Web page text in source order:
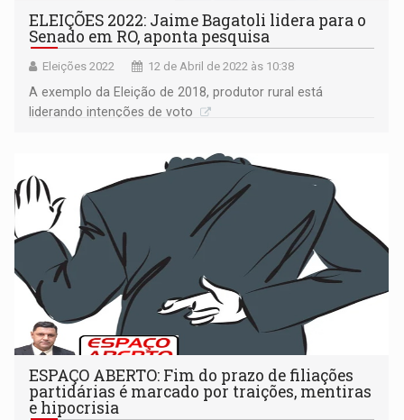
ELEIÇÕES 2022: Jaime Bagatoli lidera para o
Senado em RO, aponta pesquisa
Eleições 2022 12 de Abril de 2022 às 10:38
A exemplo da Eleição de 2018, produtor rural está
liderando intenções de voto
ESPAÇO ABERTO: Fim do prazo de filiações
partidárias é marcado por traições, mentiras
e hipocrisia